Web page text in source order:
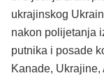
ukrajinskog
nakon polijetanja
putnika i posade
Kanade,